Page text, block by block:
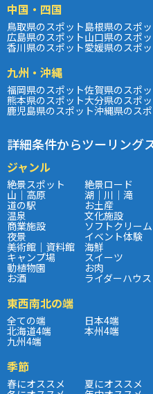
中国・四国
鳥取県のスポット島根県のスポ
広島県のスポット山口県のスポ
香川県のスポット愛媛県のスポ
九州・沖縄
福岡県のスポット佐賀県のスポ
熊本県のスポット大分県のスポ
鹿児島県のスポット沖縄県のス
詳細条件からツーリング
ジャンル
絶景スポット 絶景ロード
山｜高原 湖｜川｜滝
道の駅 お土産
温泉 文化施設
商業施設 ソフトクリーム
夜景 イベント体験
美術館｜資料館 海鮮
キャンプ場 スイーツ
動植物園 お肉
お酒 ライダーハウス
東西南北の端
全ての端 日本4端
北海道4端 本州4端
九州4端
季節
春にオススメ 夏にオススメ